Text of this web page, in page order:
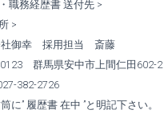
務経歴書 送付先 >
>
幸 採用担当 斎藤
群馬県安中市上間仁田602-2
382-2726
歴書 在中 ”と明記下さい。